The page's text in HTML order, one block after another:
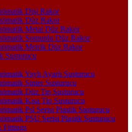
Dişi Rakor
Düz Rakor
Metal Düz Rakor
Somunlu Düz Rakor
Metrik Düz Rakor
Susturucu
Yaylı Ayarlı Susturucu
Sinter Susturucu
Düz Tip Susturucu
Kısa Tip Susturucu
Psl Serisi Plastik Susturucu
PSU Serisi Plastik Susturucu
Fittings